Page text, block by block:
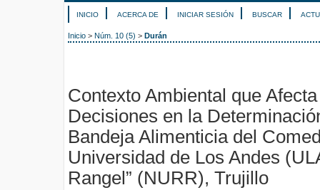
INICIO ACERCA DE INICIAR SESIÓN BUSCAR
Inicio > Núm. 10 (5) > Durán
Contexto Ambiental que
Decisiones en la
Bandeja Alimenticia del
Universidad de Los Andes
Rangel” (NURR), Trujillo